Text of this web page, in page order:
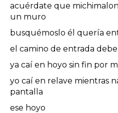
acuérdate que
un muro
busquémoslo él quería
el camino de entrada debe
ya caí en hoyo sin fin por
yo caí en relave mientras
pantalla
ese hoyo